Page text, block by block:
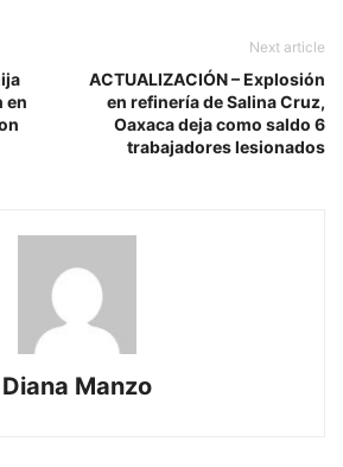
en
Next article
ACTUALIZACIÓN – Explosión
en refinería de Salina Cruz,
Oaxaca deja como saldo 6
trabajadores lesionados
Diana Manzo